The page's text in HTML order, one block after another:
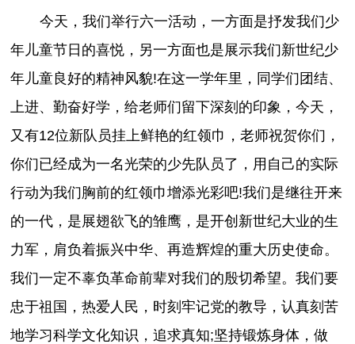
今天，我们举行六一活动，一方面是抒发我们少
年儿童节日的喜悦，另一方面也是展示我们新世纪少
年儿童良好的精神风貌!在这一学年里，同学们团结、
上进、勤奋好学，给老师们留下深刻的印象，今天，
又有12位新队员挂上鲜艳的红领巾，老师祝贺你们，
你们已经成为一名光荣的少先队员了，用自己的实际
行动为我们胸前的红领巾增添光彩吧!我们是继往开来
的一代，是展翅欲飞的雏鹰，是开创新世纪大业的生
力军，肩负着振兴中华、再造辉煌的重大历史使命。
我们一定不辜负革命前辈对我们的殷切希望。我们要
忠于祖国，热爱人民，时刻牢记党的教导，认真刻苦
地学习科学文化知识，追求真知;坚持锻炼身体，做